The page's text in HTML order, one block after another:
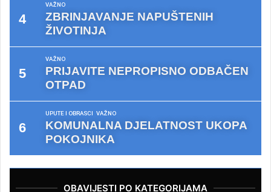
VAŽNO
ZBRINJAVANJE NAPUŠTENIH
ŽIVOTINJA
VAŽNO
PRIJAVITE NEPROPISNO ODBAČEN
OTPAD
UPUTE I OBRASCI VAŽNO
KOMUNALNA DJELATNOST UKOPA
POKOJNIKA
OBAVIJESTI PO KATEGORIJAMA